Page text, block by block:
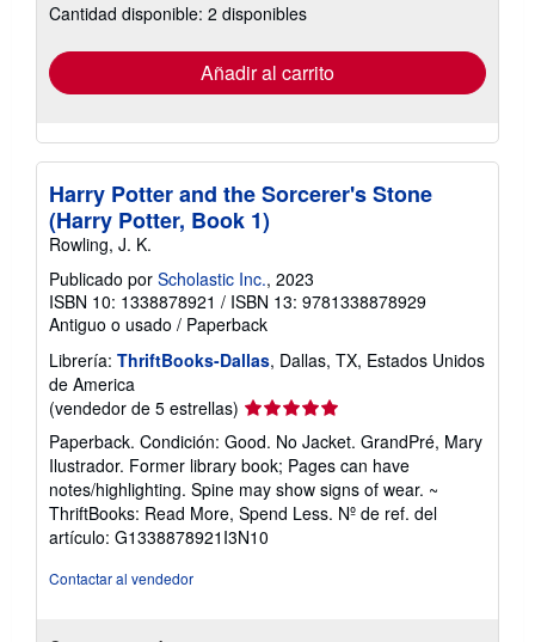
las
tarifas
envío
Cantidad disponible: 2 disponibles
Añadir al carrito
Harry Potter and the Sorcerer's Stone
(Harry Potter, Book 1)
Rowling, J. K.
Publicado por Scholastic Inc., 2023
ISBN 10: 1338878921 / ISBN 13: 9781338878929
Antiguo o usado / Paperback
Librería: ThriftBooks-Dallas, Dallas, TX, Estados Unidos
de America
(vendedor de 5 estrellas) Calificación
del
vendedor:
5
de
5
estrellas
Paperback. Condición: Good. No Jacket. GrandPré, Mary
Ilustrador. Former library book; Pages can have
notes/highlighting. Spine may show signs of wear. ~
ThriftBooks: Read More, Spend Less. Nº de ref. del
artículo: G1338878921I3N10
Contactar al vendedor